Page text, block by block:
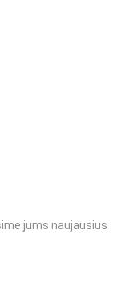
jums naujausius